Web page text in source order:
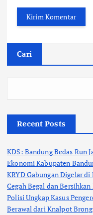
Cari
Recent Posts
KDS: Bandung Bedas Run
Ekonomi Kabupaten
KRYD Gabungan Digelar
Cegah Begal dan Bersihkan
Polisi Ungkap Kasus
Berawal dari Knalpot Brong